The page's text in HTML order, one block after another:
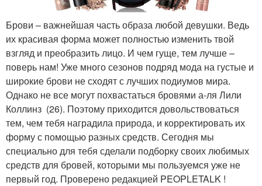
Брови – важнейшая часть образа любой девушки. Ведь
их красивая форма может полностью изменить твой
взгляд и преобразить лицо. И чем гуще, тем лучше –
поверь нам! Уже много сезонов подряд мода на густые и
широкие брови не сходят с лучших подиумов мира.
Однако не все могут похвастаться бровями а-ля Лили
Коллинз (26). Поэтому приходится довольствоваться
тем, чем тебя наградила природа, и корректировать их
форму с помощью разных средств. Сегодня мы
специально для тебя сделали подборку своих любимых
средств для бровей, которыми мы пользуемся уже не
первый год. Проверено редакцией PEOPLETALK !